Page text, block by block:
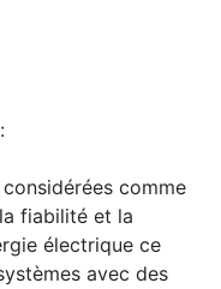
comme
fiabilité et la
électrique ce
avec des